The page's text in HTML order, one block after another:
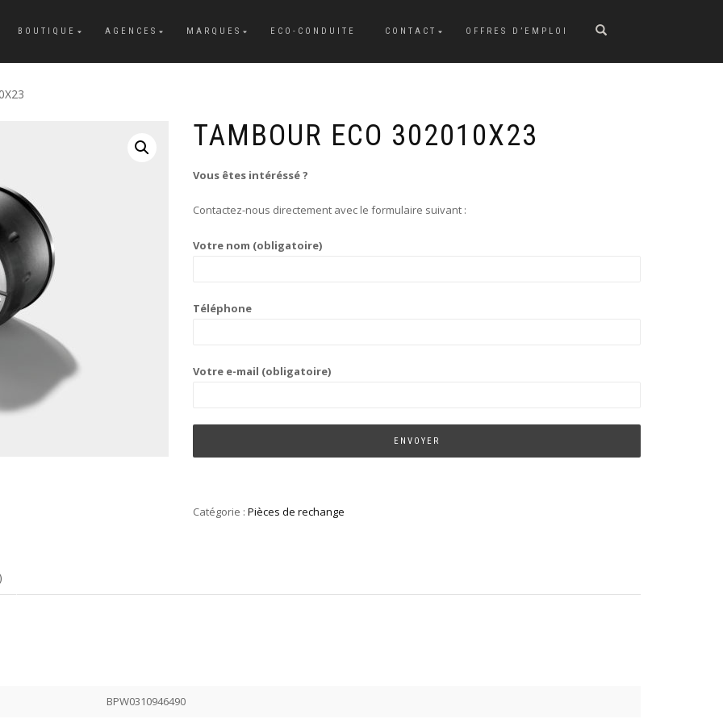
BOUTIQUE AGENCES MARQUES ECO-CONDUITE CONTACT OFFRES D’EMPLOI
TAMBOUR ECO 302010X23
Vous êtes intéréssé ?
Contactez-nous directement avec le formulaire suivant :
Votre nom (obligatoire)
Téléphone
Votre e-mail (obligatoire)
Catégorie : Pièces de rechange
BPW0310946490